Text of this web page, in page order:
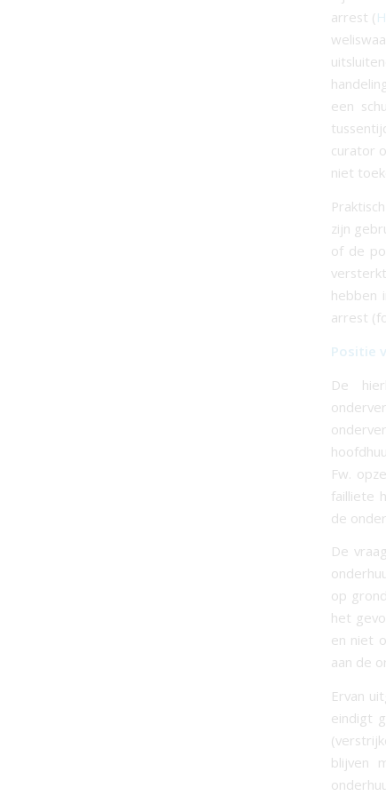
arrest (
een
curator
niet
zijn
of de
hebben
arrest
Positie
De
Fw.
failliete
de
De
op
het
en niet
aan de
Ervan
eindigt
blijven